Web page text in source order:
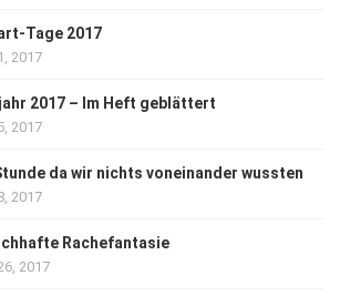
Tage 2017
2017
2017 – Im Heft geblättert
2017
da wir nichts voneinander wussten
2017
Rachefantasie
2017